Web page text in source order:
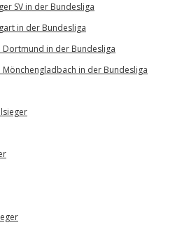
SV in der Bundesliga
in der Bundesliga
in der Bundesliga
in der Bundesliga